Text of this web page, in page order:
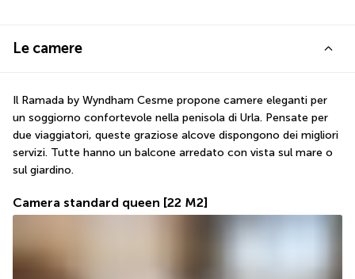
Le camere
Il Ramada by Wyndham Cesme propone camere eleganti per
un soggiorno confortevole nella penisola di Urla. Pensate per
due viaggiatori, queste graziose alcove dispongono dei migliori
servizi. Tutte hanno un balcone arredato con vista sul mare o
sul giardino.
Camera standard queen [22 M2]